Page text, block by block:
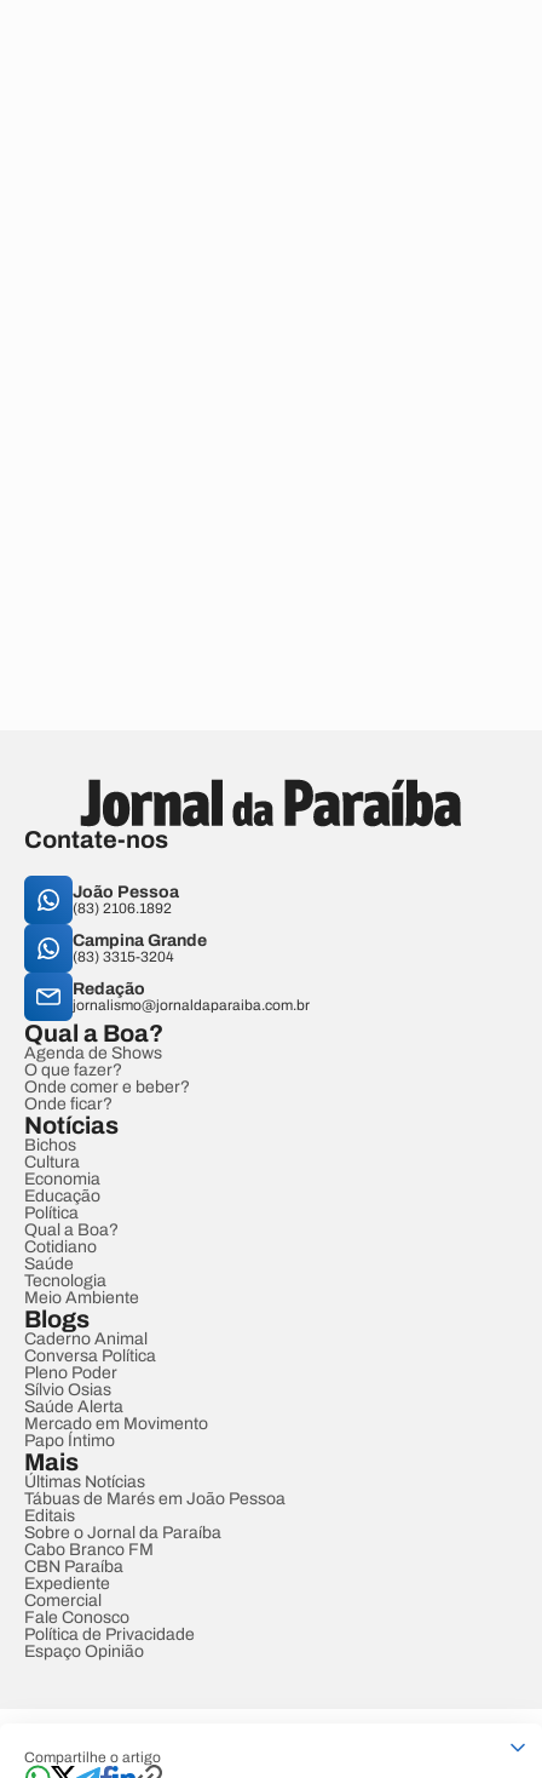
Compartilhe o artigo
Contate-nos
João Pessoa
(83) 2106.1892
Campina Grande
(83) 3315-3204
Redação
jornalismo@jornaldaparaiba.com.br
Qual a Boa?
Agenda de Shows
O que fazer?
Onde comer e beber?
Onde ficar?
Notícias
Bichos
Cultura
Economia
Educação
Política
Qual a Boa?
Cotidiano
Saúde
Tecnologia
Meio Ambiente
Blogs
Caderno Animal
Conversa Política
Pleno Poder
Sílvio Osias
Saúde Alerta
Mercado em Movimento
Papo Íntimo
Mais
Últimas Notícias
Tábuas de Marés em João Pessoa
Editais
Sobre o Jornal da Paraíba
Cabo Branco FM
CBN Paraíba
Expediente
Comercial
Fale Conosco
Política de Privacidade
Espaço Opinião